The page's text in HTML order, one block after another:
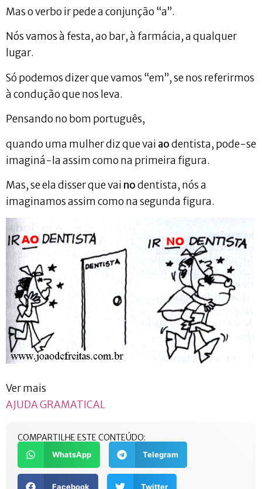
Mas o verbo ir pede a conjunção “a”.
Nós vamos à festa, ao bar, à farmácia, a qualquer
lugar.
Só podemos dizer que vamos “em”, se nos referirmos
à condução que nos leva.
Pensando no bom português,
quando uma mulher diz que vai aodentista, pode-se
imaginá-la assim como na primeira figura.
Mas, se ela disser que vai nodentista, nós a
imaginamos assim como na segunda figura.
Ver mais
AJUDA GRAMATICAL
COMPARTILHE ESTE CONTEÚDO:
WhatsApp Telegram
Facebook Twitter